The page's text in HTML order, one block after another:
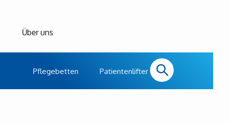
Pflegebetten Patientenlifter
Über uns